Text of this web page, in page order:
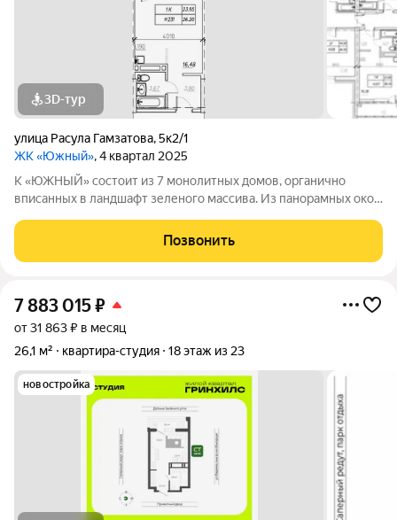
3D-тур
улица Расула Гамзатова,5к2/1
ЖК «Южный», 4 квартал 2025
К «ЮЖНЫЙ» состоит из 7 монолитных домов, органично
вписанных в ландшафт зеленого массива. Из панорамных окон
Благоустроенная территория и современная инфраструктура
создадут все условия для вашей
Позвонить
7 883 015₽
от 31 863 ₽ в месяц
26,1 м²
квартира-студия 18 этаж из 23
новостройка